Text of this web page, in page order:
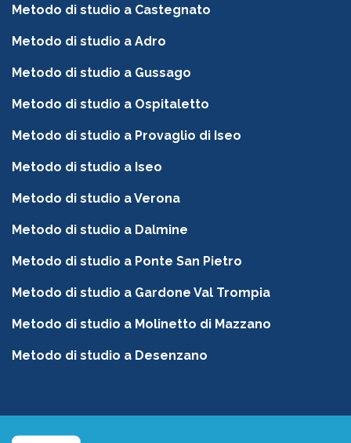
Metodo di studio a Castegnato
Metodo di studio a Adro
Metodo di studio a Gussago
Metodo di studio a Ospitaletto
Metodo di studio a Provaglio di Iseo
Metodo di studio a Iseo
Metodo di studio a Verona
Metodo di studio a Dalmine
Metodo di studio a Ponte San Pietro
Metodo di studio a Gardone Val Trompia
Metodo di studio a Molinetto di Mazzano
Metodo di studio a Desenzano